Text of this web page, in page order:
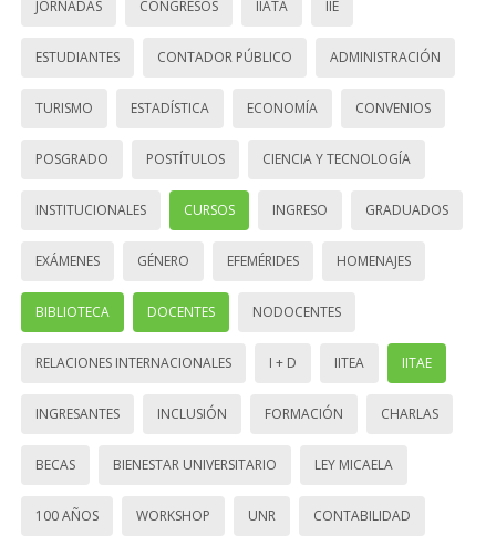
JORNADAS CONGRESOS IIATA IIE
ESTUDIANTES CONTADOR PÚBLICO ADMINISTRACIÓN
TURISMO ESTADÍSTICA ECONOMÍA CONVENIOS
POSGRADO POSTÍTULOS CIENCIA Y TECNOLOGÍA
INSTITUCIONALES CURSOS INGRESO GRADUADOS
EXÁMENES GÉNERO EFEMÉRIDES HOMENAJES
BIBLIOTECA DOCENTES NODOCENTES
RELACIONES INTERNACIONALES I + D IITEA IITAE
INGRESANTES INCLUSIÓN FORMACIÓN CHARLAS
BECAS BIENESTAR UNIVERSITARIO LEY MICAELA
100 AÑOS WORKSHOP UNR CONTABILIDAD